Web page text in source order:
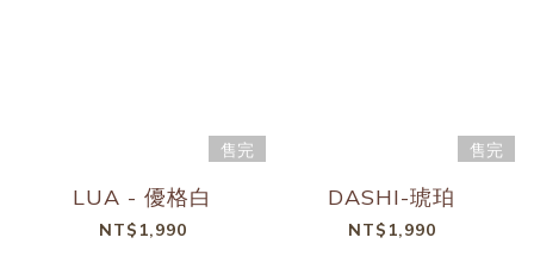
售完
LUA - 優格白
NT$1,990
售完
DASHI-琥珀
NT$1,990